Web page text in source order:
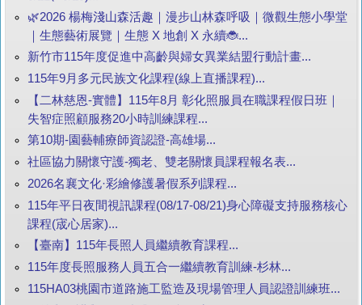
🌿2026 楊梅淺山森活趣｜漫步山林森呼吸｜微觀生態小學堂
｜生態藝術展覽｜生態 X 地創 X 永續🐞...
新竹市115年度促進中高齡與婦女異業結盟行動計畫...
115年9月多元民族文化課程(線上直播課程)...
【二林慈恩-實體】115年8月 彰化照服員在職課程假日班｜
失智症照顧服務20小時訓練課程...
第10期-園藝輔療師資認證-高雄場...
社區協力關懷守護-獨老、雙老關懷員課程報名表...
2026名襄文化·彩繪修護暑假系列課程...
115年平日夜間視訊課程(08/17-08/21)身心障礙支持服務核心
課程(宬心居家)...
【臺南】115年長照人員繼續教育課程...
115年度長照服務人員五合一繼續教育訓練-杉林...
115HA03桃園市道路施工監造及現場管理人員認證訓練班...